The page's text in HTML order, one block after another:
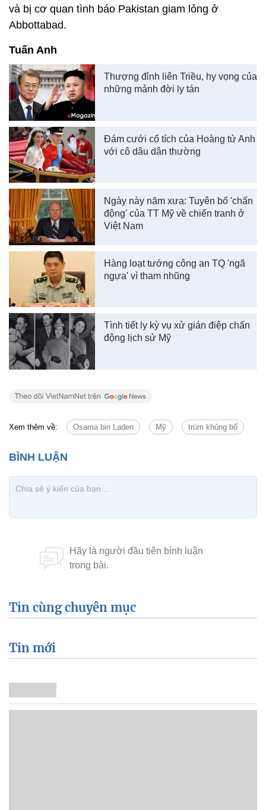
và bị cơ quan tình báo Pakistan giam lỏng ở
Abbottabad.
Tuấn Anh
Thượng đỉnh liên Triều, hy vọng của
những mảnh đời ly tán
Đám cưới cổ tích của Hoàng tử Anh
với cô dâu dân thường
Ngày này năm xưa: Tuyên bố 'chấn
động' của TT Mỹ về chiến tranh ở
Việt Nam
Hàng loạt tướng công an TQ 'ngã
ngựa' vì tham nhũng
Tình tiết ly kỳ vụ xử gián điệp chấn
động lịch sử Mỹ
Xem thêm về: Osama bin Laden Mỹ trùm khủng bố
Tin cùng chuyên mục
Tin mới